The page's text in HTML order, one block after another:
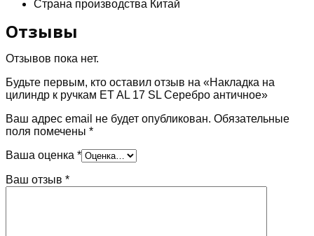
Страна производства Китай
Отзывы
Отзывов пока нет.
Будьте первым, кто оставил отзыв на «Накладка на
цилиндр к ручкам ET AL 17 SL Серебро античное»
Ваш адрес email не будет опубликован. Обязательные
поля помечены *
Ваша оценка *
Ваш отзыв *